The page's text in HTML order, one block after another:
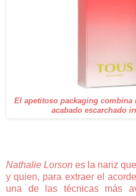
El apetitoso packaging combina
acabado escarchado
Nathalie Lorson es la nariz
y quien, para extraer el
una de las técnicas más